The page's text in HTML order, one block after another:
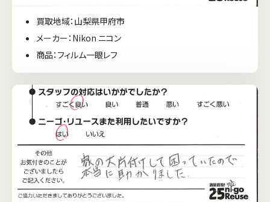
買取地域：山梨県甲府市
メーカー：Nikon ニコン
商品：フィルム一眼レフ